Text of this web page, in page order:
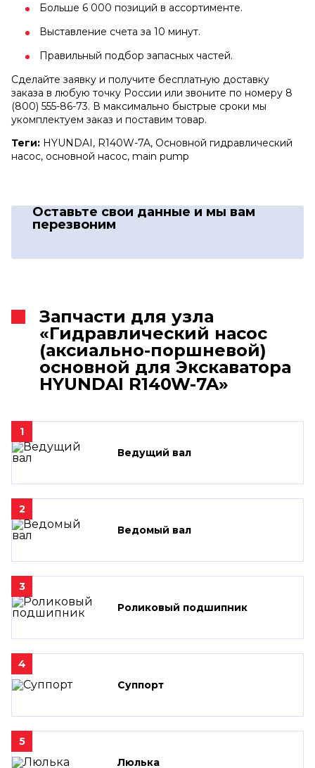
Больше 6 000 позиций в ассортименте.
Выставление счета за 10 минут.
Правильный подбор запасных частей.
Сделайте заявку и получите бесплатную доставку
заказа в любую точку России или звоните по номеру 8
(800) 555-86-73. В максимально быстрые сроки мы
укомплектуем заказ и поставим товар.
Теги: HYUNDAI, R140W-7A, Основной гидравлический
насос, основной насос, main pump
Оставьте свои данные и мы вам
перезвоним
Запчасти для узла
«Гидравлический насос
(аксиально-поршневой)
основной для Экскаватора
HYUNDAI R140W-7A»
1
Ведущий вал
2
Ведомый вал
3
Роликовый подшипник
4
Суппорт
5
Люлька